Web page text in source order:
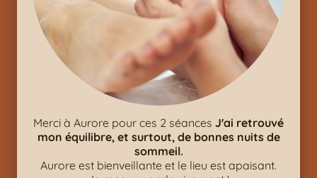
Merci à Aurore pour ces 2 séances J'ai retrouvé
mon équilibre, et surtout, de bonnes nuits de
sommeil.
Aurore est bienveillante et le lieu est apaisant.